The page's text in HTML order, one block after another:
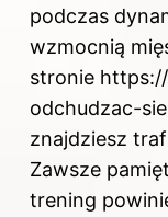
podczas
wzmocnią
stronie
odchudzac-
znajdziesz
Zawsze
trening